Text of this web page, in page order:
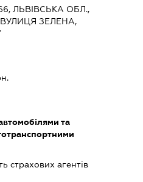
ЛЬВІВСЬКА ОБЛ.,
ВУЛИЦЯ ЗЕЛЕНА,
та
страхових агентів